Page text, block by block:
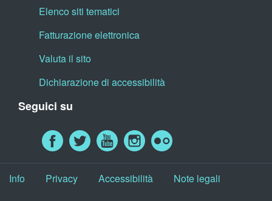
Elenco siti tematici
Fatturazione elettronica
Valuta il sito
Dichiarazione di accessibilità
Seguici su
Info Privacy Accessibilità Note legali